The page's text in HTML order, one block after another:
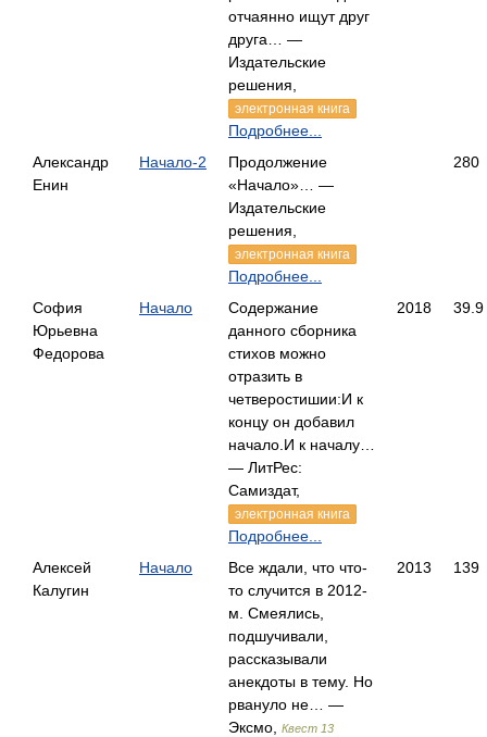
отчаянно ищут друг
друга… —
Издательские
решения,
электронная книга
Подробнее...
Александр
Енин
Начало-2
Продолжение
«Начало»… —
Издательские
решения,
электронная книга
Подробнее...
280
София
Юрьевна
Федорова
Начало
Содержание
данного сборника
стихов можно
отразить в
четверостишии:И к
концу он добавил
начало.И к началу…
— ЛитРес:
Самиздат,
электронная книга
Подробнее...
2018 39.9
Алексей
Калугин
Начало
Все ждали, что что-
то случится в 2012-
м. Смеялись,
подшучивали,
рассказывали
анекдоты в тему. Но
рвануло не… —
Эксмо,
Квест 13
2013 139